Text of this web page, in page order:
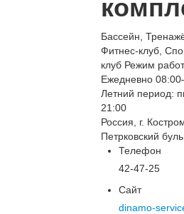
Бассейн,
Фитнес-клуб,
клуб Режим
Ежедневно
Летний период:
21:00
Россия, г.
Петрковский
Телефон
42-47-25
Сайт
dinamo-